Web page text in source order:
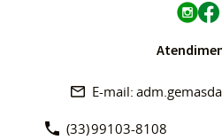
(33)99103-8108